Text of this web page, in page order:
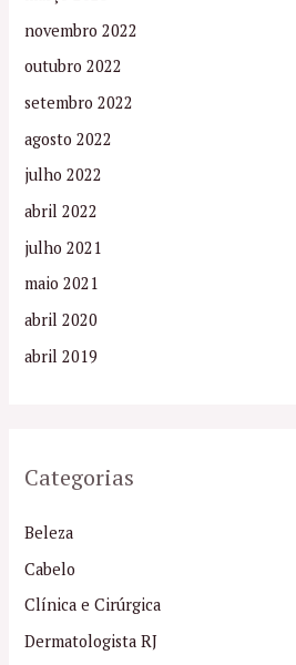
novembro 2022
outubro 2022
setembro 2022
agosto 2022
julho 2022
abril 2022
julho 2021
maio 2021
abril 2020
abril 2019
Categorias
Beleza
Cabelo
Clínica e Cirúrgica
Dermatologista RJ